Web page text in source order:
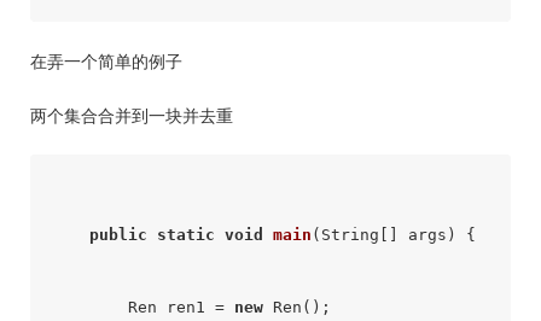
在弄一个简单的例子
两个集合合并到一块并去重
public static void main (String[] args) {
        Ren ren1 =
new Ren();